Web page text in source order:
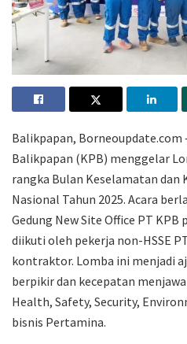
Balikpapan,
Balikpapan (KPB) menggelar
rangka Bulan Keselamatan dan
Nasional Tahun 2025. Acara
Gedung New Site Office PT KPB
diikuti oleh pekerja non-HSSE
kontraktor. Lomba ini menjadi
berpikir dan kecepatan
Health, Safety, Security,
bisnis Pertamina.